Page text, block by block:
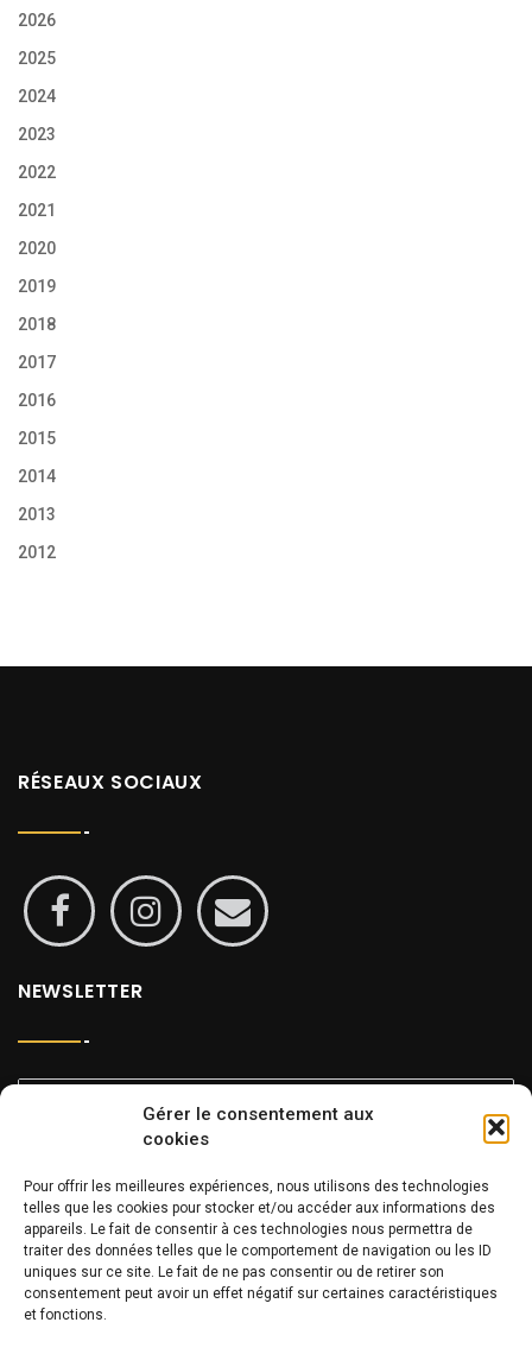
Gérer le consentement aux
cookies
Pour offrir les meilleures expériences, nous utilisons des technologies
telles que les cookies pour stocker et/ou accéder aux informations des
appareils. Le fait de consentir à ces technologies nous permettra de
traiter des données telles que le comportement de navigation ou les ID
uniques sur ce site. Le fait de ne pas consentir ou de retirer son
consentement peut avoir un effet négatif sur certaines caractéristiques
et fonctions.
2026
2025
2024
2023
2022
2021
2020
2019
2018
2017
2016
2015
2014
2013
2012
RÉSEAUX SOCIAUX
NEWSLETTER
INFOS
Centre culturel du Manoir